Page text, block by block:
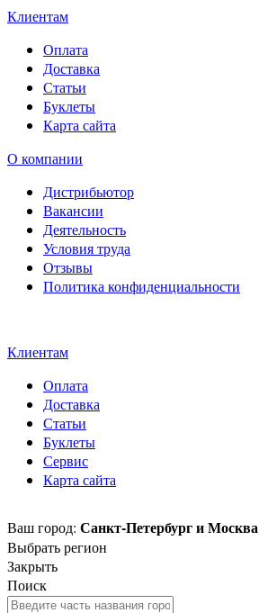
Клиентам
Оплата
Доставка
Статьи
Буклеты
Карта сайта
О компании
Дистрибьютор
Вакансии
Деятельность
Условия труда
Отзывы
Политика конфиденциальности
Клиентам
Оплата
Доставка
Статьи
Буклеты
Сервис
Карта сайта
Ваш город: Санкт-Петербург и Москва
Выбрать регион
Закрыть
Поиск